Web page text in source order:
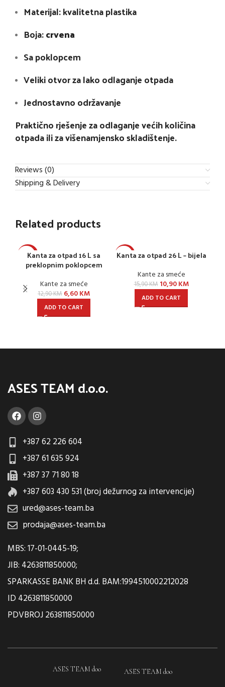
Materijal: kvalitetna plastika
Boja:crvena
Sa poklopcem
Veliki otvor za lako odlaganje otpada
Jednostavno održavanje
Praktično rješenje za odlaganje većih količina
otpada ili za višenamjensko skladištenje.
Reviews (0)
Shipping & Delivery
Related products
-49%
Kanta za otpad 16 L sa
preklopnim poklopcem
Kante za smeće
12,90KM 6,60KM
ADD TO CART
-31%
Kanta za otpad 26 L – bijela
Kante za smeće
15,90KM 10,90KM
ADD TO CART
ASES TEAM d.o.o.
+387 62 226 604
+387 61 635 924
+387 37 71 80 18
+387 603 430 531 (broj dežurnog za intervencije)
ured@ases-team.ba
prodaja@ases-team.ba
MBS: 17-01-0445-19;
JIB: 4263811850000;
SPARKASSE BANK BH d.d. BAM:1994510002212028
ID 4263811850000
PDVBROJ 263811850000
ASES TEAM doo ASES TEAM doo